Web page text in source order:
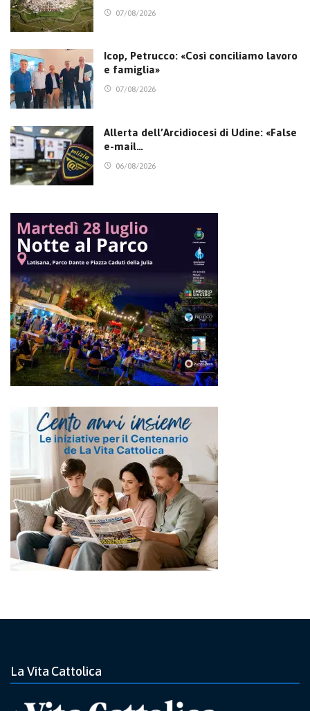
07/08/2026
Icop, Petrucco: «Così conciliamo lavoro
e famiglia»
07/08/2026
Allerta dell’Arcidiocesi di Udine: «False
e-mail…
06/08/2026
La Vita Cattolica